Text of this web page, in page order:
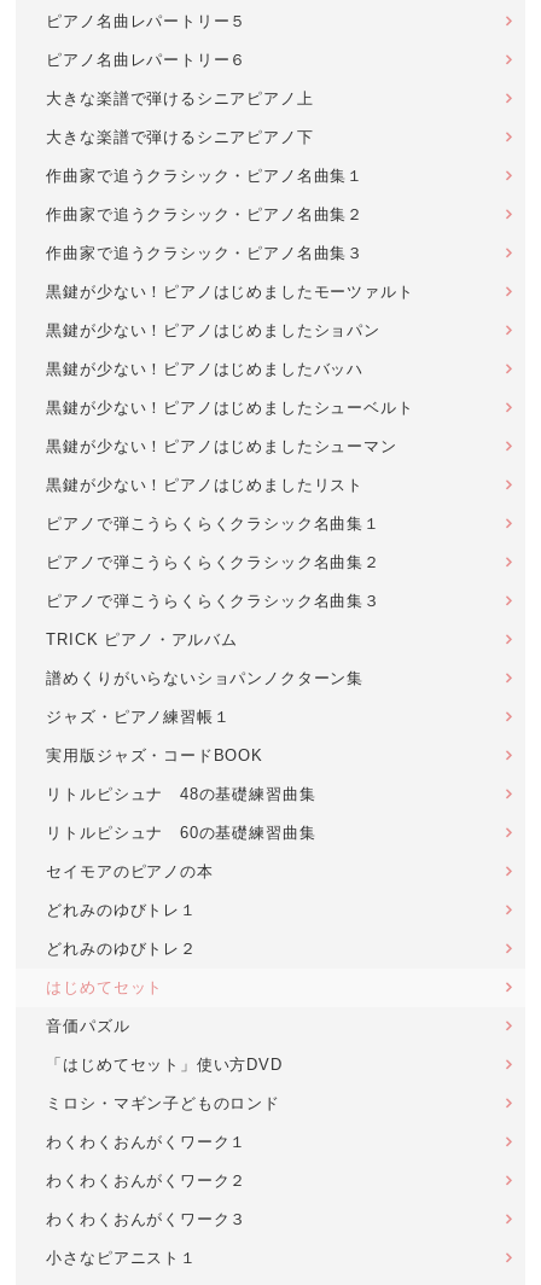
ピアノ名曲レパートリー５
ピアノ名曲レパートリー６
大きな楽譜で弾けるシニアピアノ上
大きな楽譜で弾けるシニアピアノ下
作曲家で追うクラシック・ピアノ名曲集１
作曲家で追うクラシック・ピアノ名曲集２
作曲家で追うクラシック・ピアノ名曲集３
黒鍵が少ない！ピアノはじめましたモーツァルト
黒鍵が少ない！ピアノはじめましたショパン
黒鍵が少ない！ピアノはじめましたバッハ
黒鍵が少ない！ピアノはじめましたシューベルト
黒鍵が少ない！ピアノはじめましたシューマン
黒鍵が少ない！ピアノはじめましたリスト
ピアノで弾こうらくらくクラシック名曲集１
ピアノで弾こうらくらくクラシック名曲集２
ピアノで弾こうらくらくクラシック名曲集３
TRICK ピアノ・アルバム
譜めくりがいらないショパンノクターン集
ジャズ・ピアノ練習帳１
実用版ジャズ・コードBOOK
リトルピシュナ 48の基礎練習曲集
リトルピシュナ 60の基礎練習曲集
セイモアのピアノの本
どれみのゆびトレ１
どれみのゆびトレ２
はじめてセット
音価パズル
「はじめてセット」使い方DVD
ミロシ・マギン子どものロンド
わくわくおんがくワーク１
わくわくおんがくワーク２
わくわくおんがくワーク３
小さなピアニスト１